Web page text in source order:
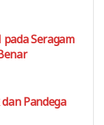
Seragam
Pandega